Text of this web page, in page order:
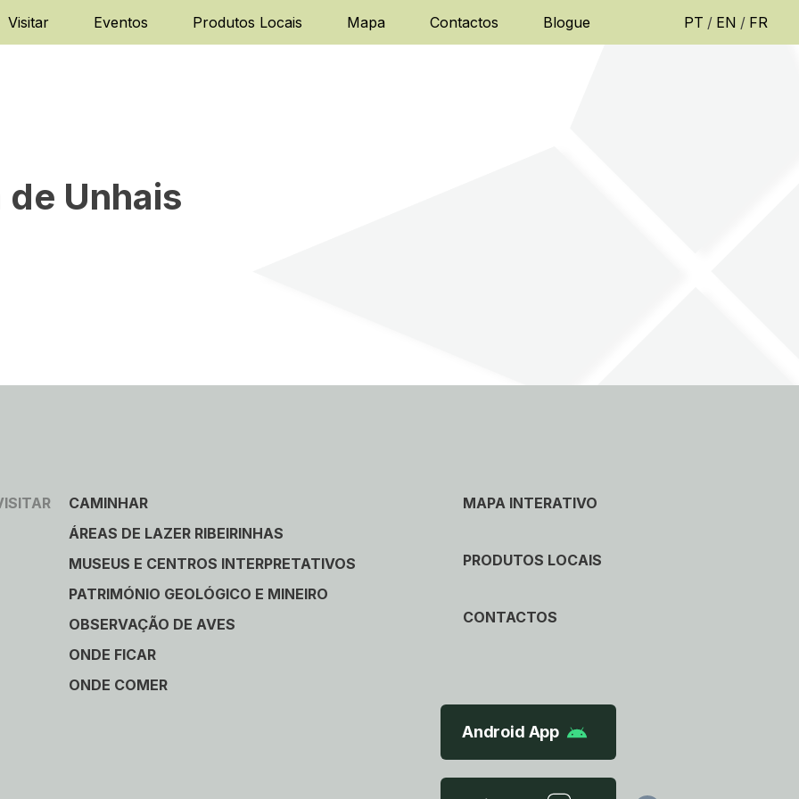
Visitar Eventos Produtos Locais Mapa Contactos Blogue PT / EN / FR
de Unhais
CAMINHAR
ÁREAS DE LAZER RIBEIRINHAS
MUSEUS E CENTROS INTERPRETATIVOS
PATRIMÓNIO GEOLÓGICO E MINEIRO
OBSERVAÇÃO DE AVES
ONDE FICAR
ONDE COMER
MAPA INTERATIVO
PRODUTOS LOCAIS
CONTACTOS
Android App